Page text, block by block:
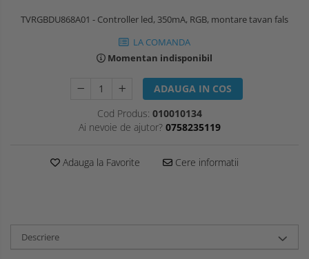
TVRGBDU868A01 - Controller led, 350mA, RGB, montare tavan fals
LA COMANDA
Momentan indisponibil
ADAUGA IN COS
Cod Produs: 010010134
Ai nevoie de ajutor? 0758235119
Adauga la Favorite Cere informatii
Descriere